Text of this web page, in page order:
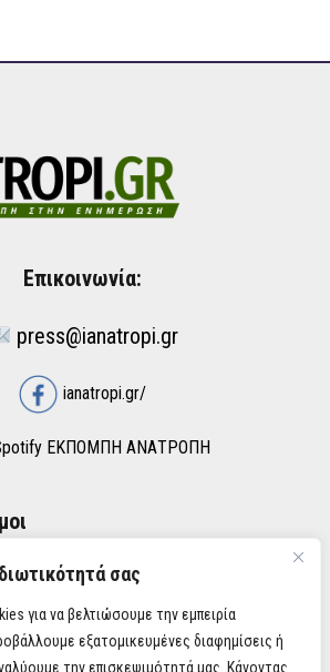
σας
για να βελτιώσουμε την εμπειρία
εξατομικευμένες διαφημίσεις ή
την επισκεψιμότητά μας. Κάνοντας
Επικοινωνία:
press@ianatropi.gr
ianatropi.gr/
ΕΚΠΟΜΠΗ ΑΝΑΤΡΟΠΗ